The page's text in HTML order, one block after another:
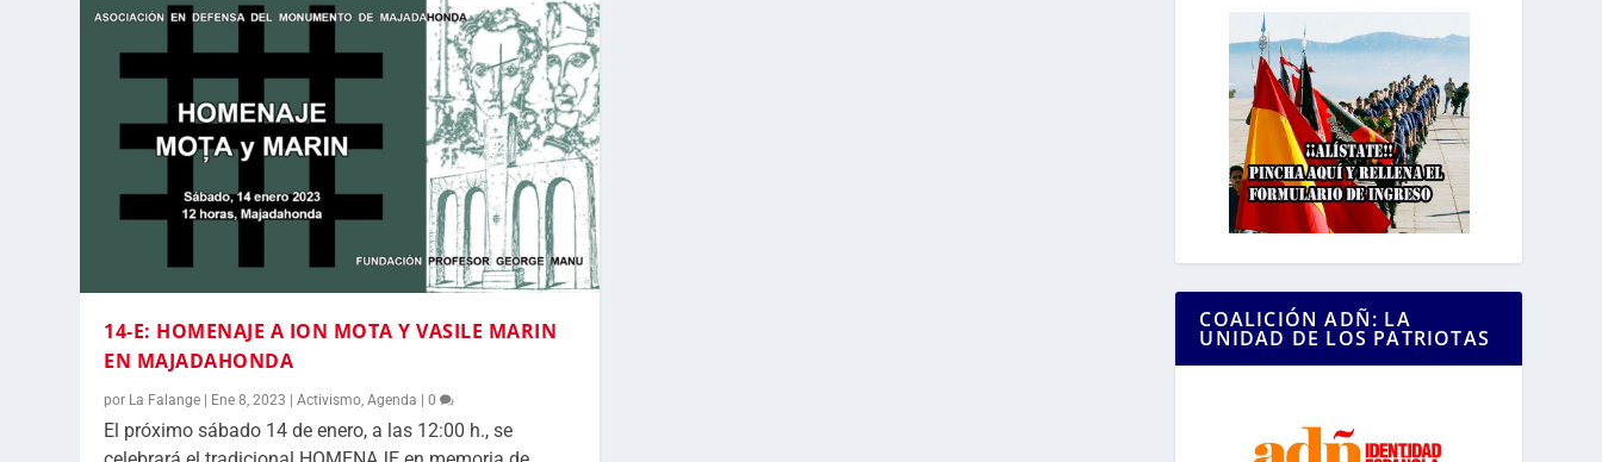
14-E: HOMENAJE A ION MOTA Y VASILE MARIN
EN MAJADAHONDA
por La Falange Ene 8, 2023 |Activismo,Agenda |0
El próximo sábado 14 de enero, a las 12:00 h., se
COALICIÓN ADÑ: LA
UNIDAD DE LOS PATRIOTAS